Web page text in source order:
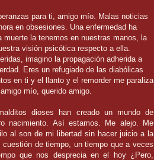
para ti, amigo mío. Malas noticias
en obsesiones. Una enfermedad ha
muerte la tenemos en nuestras manos, la
visión psicótica respecto a ella.
imagino la propagación adherida a
Eres un refugiado de las diabólicas
en ti y el llanto y el remorder me paraliza
mío, querido amigo.
dioses han creado un mundo de
nacimiento. Así estamos. Me alejo. Me
al son de mi libertad sin hacer juicio a la
de tiempo, un tiempo que a veces
que nos desprecia en el hoy ¿Pero,